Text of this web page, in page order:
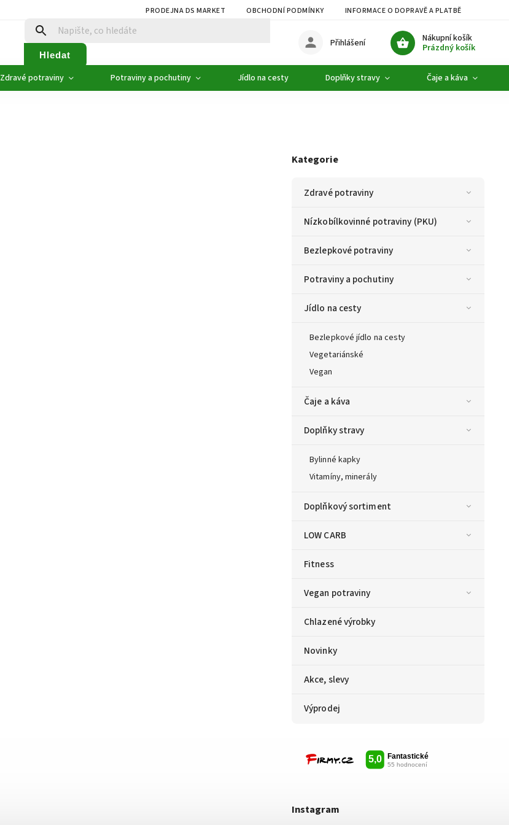
PRODEJNA DS MARKET OBCHODNÍ PODMÍNKY INFORMACE O DOPRAVĚ A PLATBĚ
Hledat
Nákupní košík
Prázdný košík
Přihlášení
Zdravé potraviny Potraviny a pochutiny Jídlo na cesty Doplňky stravy Čaje a káva
Kategorie
Zdravé potraviny
Nízkobílkovinné potraviny (PKU)
Bezlepkové potraviny
Potraviny a pochutiny
Jídlo na cesty
Bezlepkové jídlo na cesty
Vegetariánské
Vegan
Čaje a káva
Doplňky stravy
Bylinné kapky
Vitamíny, minerály
Doplňkový sortiment
LOW CARB
Fitness
Vegan potraviny
Chlazené výrobky
Novinky
Akce, slevy
Výprodej
Instagram